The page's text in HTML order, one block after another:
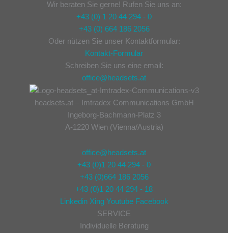
Wir beraten Sie gerne! Rufen Sie uns an:
+43 (0) 1 20 44 294 - 0
+43 (0) 664 186 2056
Oder nützen Sie unser Kontaktformular:
Kontakt-Formular
Schreiben Sie uns eine email:
office@headsets.at
headsets.at – Imtradex Communications GmbH
Ingeborg-Bachmann-Platz 3
A-1220 Wien (Vienna/Austria)
office@headsets.at
+43 (0)1 20 44 294 - 0
+43 (0)664 186 2056
+43 (0)1 20 44 294 - 18
Linkedin Xing Youtube Facebook
SERVICE
Individuelle Beratung